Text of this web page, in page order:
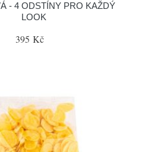
- 4 ODSTÍNY PRO KAŽDÝ
LOOK
395 Kč